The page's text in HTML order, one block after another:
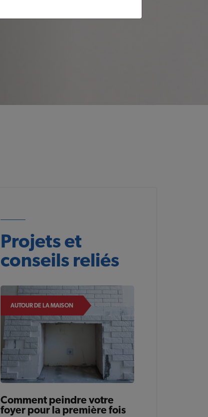
Projets et
conseils reliés
AUTOUR DE LA MAISON
Comment peindre votre
foyer pour la première fois